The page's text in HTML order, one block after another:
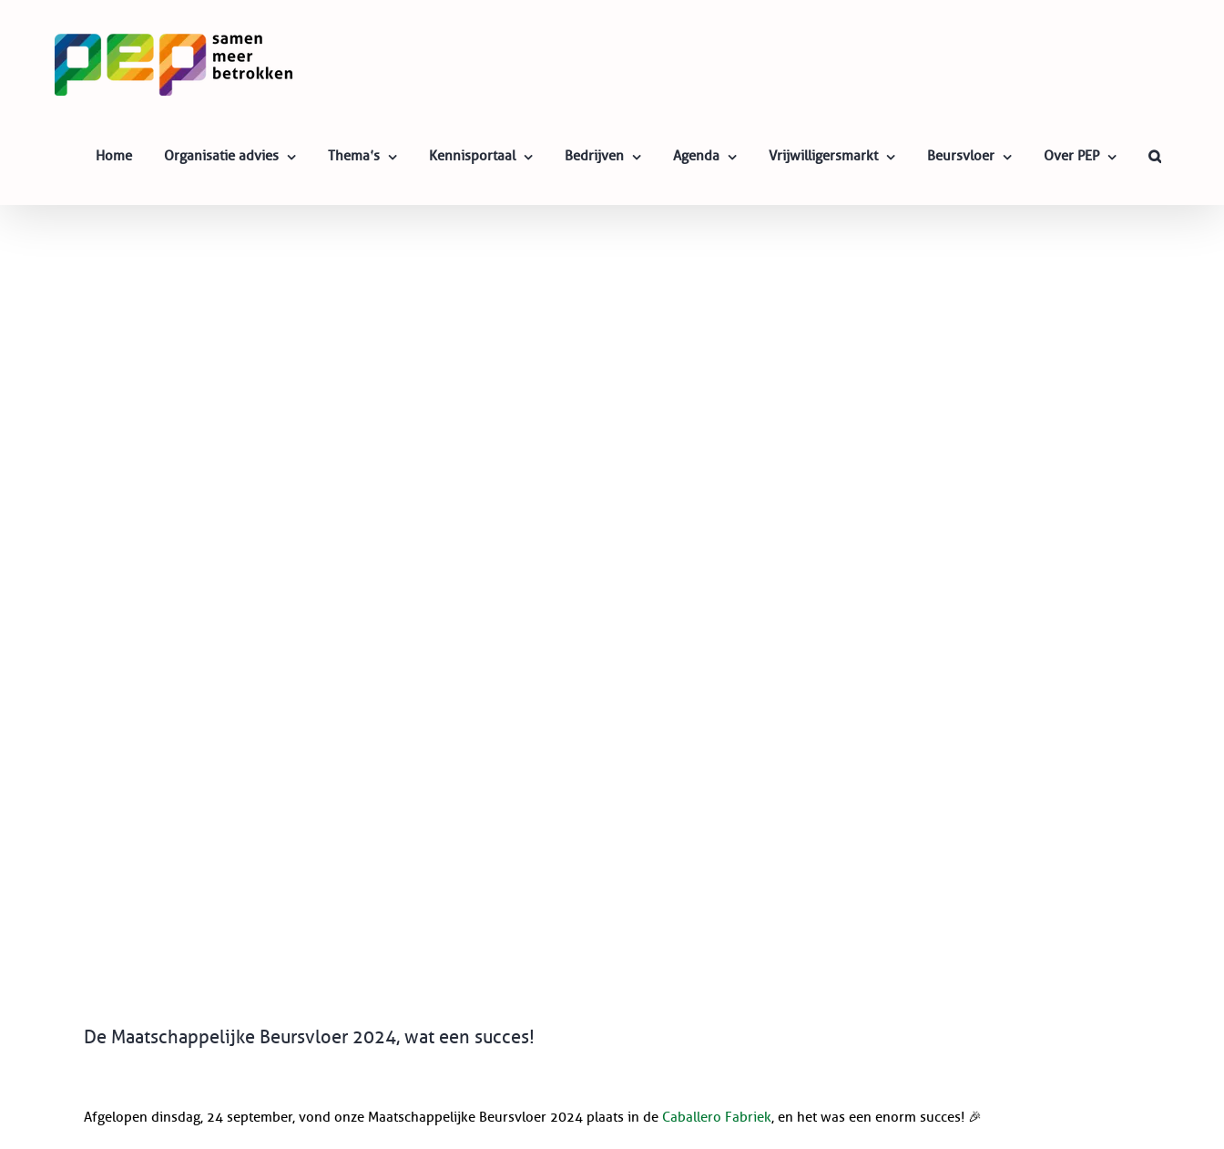
Home Organisatie advies Thema’s Kennisportaal Bedrijven Agenda Vrijwilligersmarkt Beursvloer Over PEP
De Maatschappelijke Beursvloer 2024, wat een succes!
Afgelopen dinsdag, 24 september, vond onze Maatschappelijke Beursvloer 2024 plaats in de Caballero Fabriek, en het was een enorm succes! 🎉